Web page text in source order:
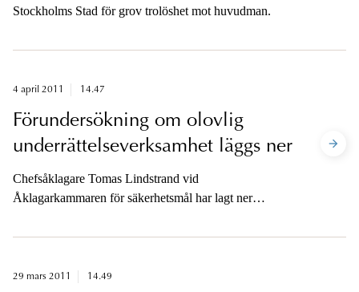
Stockholms Stad för grov trolöshet mot huvudman.
4 april 2011 14.47
Förundersökning om olovlig
underrättelseverksamhet läggs ner
Chefsåklagare Tomas Lindstrand vid
Åklagarkammaren för säkerhetsmål har lagt ner
29 mars 2011 14.49